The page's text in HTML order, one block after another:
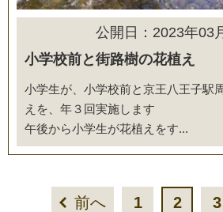
公開日：2023年03
小学校前と街路樹の花植え
小学生が、小学校前と京王八王子駅
えを、年３回実施します
午後から小学生が花植えをす...
前へ 1 2 3